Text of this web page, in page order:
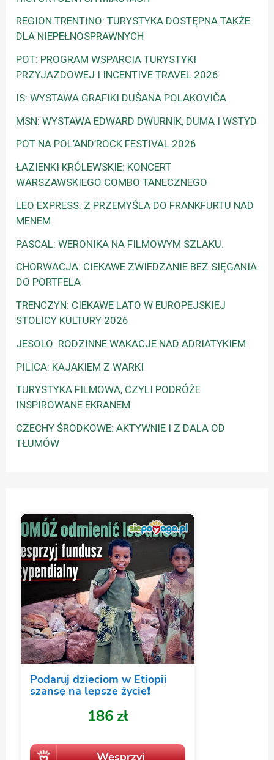
REGION TRENTINO: TURYSTYKA DOSTĘPNA TAKŻE
DLA NIEPEŁNOSPRAWNYCH
POT: PROGRAM WSPARCIA TURYSTYKI
PRZYJAZDOWEJ I INCENTIVE TRAVEL 2026
IS: WYSTAWA GRAFIKI DUŠANA POLAKOVIČA
MSN: WYSTAWA EDWARD DWURNIK, DUMA I WSTYD
POT NA POL’AND’ROCK FESTIVAL 2026
ŁAZIENKI KRÓLEWSKIE: KONCERT
WARSZAWSKIEGO COMBO TANECZNEGO
LEO EXPRESS: Z PRZEMYŚLA DO FRANKFURTU NAD
MENEM
PASCAL: WERONIKA NA FILMOWYM SZLAKU.
CHORWACJA: CIEKAWE ZWIEDZANIE BEZ SIĘGANIA
DO PORTFELA
TRENCZYN: CIEKAWE LATO W EUROPEJSKIEJ
STOLICY KULTURY 2026
JESOLO: RODZINNE WAKACJE NAD ADRIATYKIEM
PILICA: KAJAKIEM Z WARKI
TURYSTYKA FILMOWA, CZYLI PODRÓŻE
INSPIROWANE EKRANEM
CZECHY ŚRODKOWE: AKTYWNIE I Z DALA OD
TŁUMÓW